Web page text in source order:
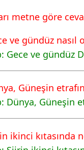
metne göre
ve gündüz nasıl
Gece ve gündüz
Güneşin
Dünya, Güneşin
ikinci kıtasında